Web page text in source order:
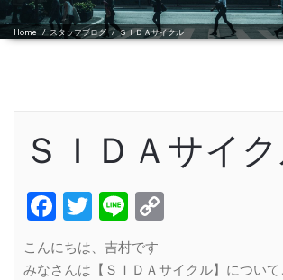
Home / スタッフブログ /ＳＩＤＡサイクル
ＳＩＤＡサイ
Facebook
Twitter
Line
こんにちは、吉村です
みなさんは【ＳＩＤＡサイクル】について